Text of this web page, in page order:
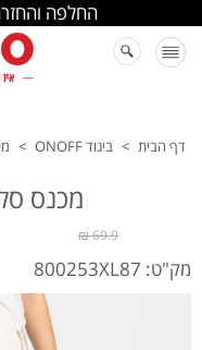
החלפה
דף הבית > ביגוד ONOFF >
מכנס
69.9 ₪
מק"ט: 800253XL87